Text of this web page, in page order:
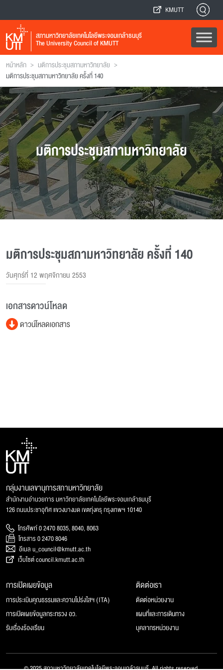
KMUTT
สภามหาวิทยาลัยเทคโนโลยีพระจอมเกล้าธนบุรี
The University Council of KMUTT
หน้าหลัก > มติการประชุมสภามหาวิทยาลัย >
มติการประชุมสภามหาวิทยาลัย ครั้งที่ 140
มติการประชุมสภามหาวิทยาลัย
มติการประชุมสภามหาวิทยาลัย ครั้งที่ 140
วันศุกร์ที่ 12 พฤศจิกายน 2553
เอกสารดาวน์โหลด
ดาวน์โหลดเอกสาร
กลุ่มงานเลขานุการสภามหาวิทยาลัย
สำนักงานอำนวยการ มหาวิทยาลัยเทคโนโลยีพระจอมเกล้าธนบุรี
126 ถนนประชาอุทิศ แขวงบางมด เขตทุ่งครุ กรุงเทพฯ 10140
โทรศัพท์ 0 2470 8035, 8040, 8063
โทรสาร 0 2470 8046
อีเมล u_council@kmutt.ac.th
เว็บไซต์ council.kmutt.ac.th
การเปิดเผยข้อมูล
การประเมินคุณธรรมและความโปร่งใสฯ (ITA)
การเปิดเผยข้อมูลกระทรวง อว.
รับเรื่องร้องเรียน
ติดต่อเรา
ติดต่อหน่วยงาน
แผนที่และการเดินทาง
บุคลากรหน่วยงาน